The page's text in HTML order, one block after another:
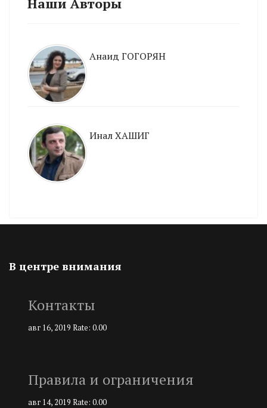
Анаид ГОГОРЯН
Инал ХАШИГ
В центре внимания
Контакты
авг 16, 2019 Rate: 0.00
Правила и ограничения
авг 14, 2019 Rate: 0.00